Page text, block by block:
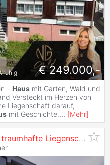
ruhig € 249.000,-
– Haus mit Garten, Wald und
Versteckt im Herzen von
Liegenschaft darauf,
mit Geschichte.... [Mehr]
WIESEN , schöne Ruhelage, traumhafte Liegenschaft mit Wintergarten, Pool, Biotop, 4 Garagen etc. (Provisionsfrei)